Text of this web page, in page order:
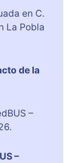
en C.
La Pobla
de la
–
–